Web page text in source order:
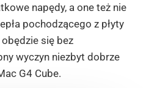
napędy, a one też nie
pochodzącego z płyty
się bez
wyczyn niezbyt dobrze
G4 Cube.